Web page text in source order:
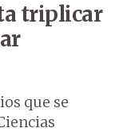
triplicar
que se